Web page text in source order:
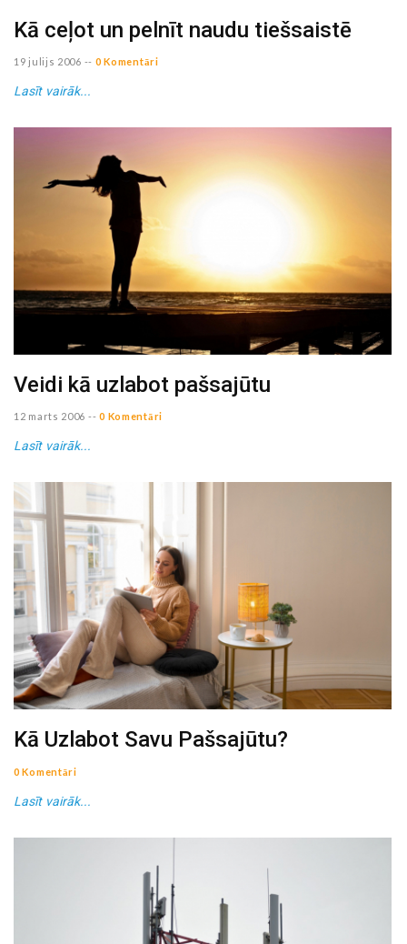
Kā ceļot un pelnīt naudu tiešsaistē
19 julijs 2006 -- 0 Komentāri
Lasīt vairāk...
Veidi kā uzlabot pašsajūtu
12 marts 2006 -- 0 Komentāri
Lasīt vairāk...
Kā Uzlabot Savu Pašsajūtu?
0 Komentāri
Lasīt vairāk...